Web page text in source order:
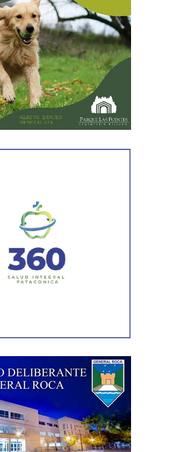
el BID comprenden un crédito de
destinado a ampliar la
nuevas áreas bajo riego
y otro de 60 millones de
y modernización de los
Thalasselis; el ministro de
y el director ejecutivo de la
Coordinación y Ejecución del
(UPCEFE), Martín Camiña.